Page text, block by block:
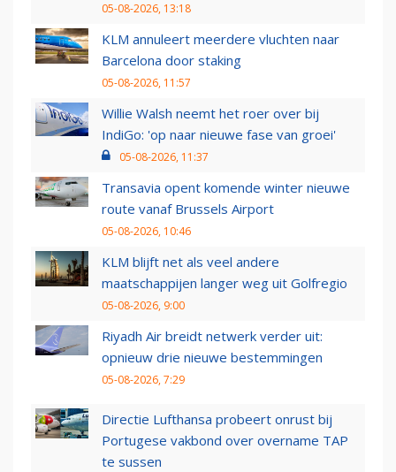
05-08-2026, 13:18
KLM annuleert meerdere vluchten naar
Barcelona door staking
05-08-2026, 11:57
Willie Walsh neemt het roer over bij
IndiGo: 'op naar nieuwe fase van groei'
05-08-2026, 11:37
Transavia opent komende winter nieuwe
route vanaf Brussels Airport
05-08-2026, 10:46
KLM blijft net als veel andere
maatschappijen langer weg uit Golfregio
05-08-2026, 9:00
Riyadh Air breidt netwerk verder uit:
opnieuw drie nieuwe bestemmingen
05-08-2026, 7:29
Directie Lufthansa probeert onrust bij
Portugese vakbond over overname TAP
te sussen